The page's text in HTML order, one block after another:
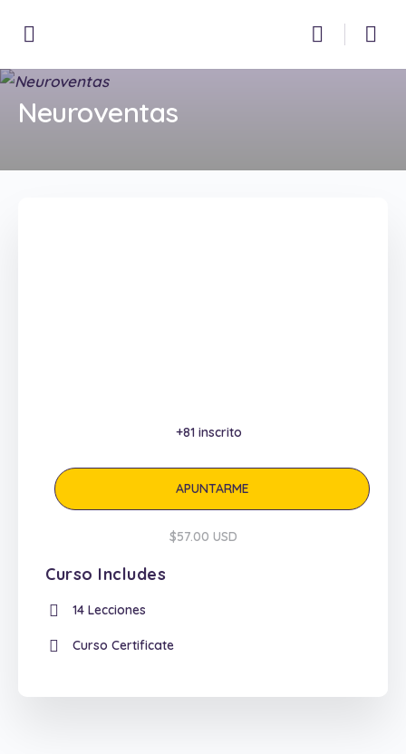
Neuroventas
+81 inscrito
APUNTARME
$57.00 USD
Curso Includes
14 Lecciones
Curso Certificate